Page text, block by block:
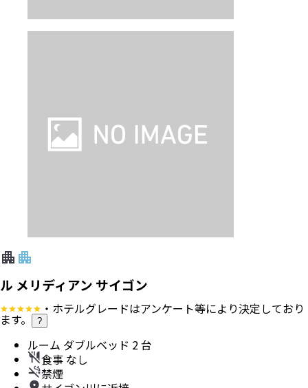
ル メリディアン サイゴン
・ホテルグレードはアンケート等により決定しており
ます。 ?
ルーム ダブルベッド 2 台
食事 なし
禁煙